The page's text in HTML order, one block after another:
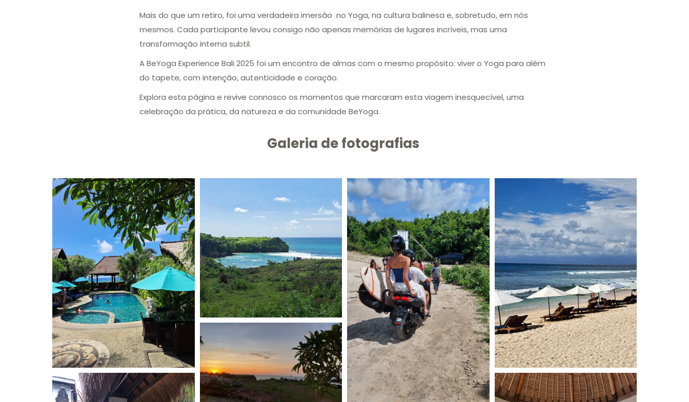
Mais do que um retiro, foi uma verdadeira imersão no Yoga, na cultura balinesa e, sobretudo, em nós
mesmos. Cada participante levou consigo não apenas memórias de lugares incríveis, mas uma
transformação interna subtil.
A BeYoga Experience Bali 2025 foi um encontro de almas com o mesmo propósito: viver o Yoga para além
do tapete, com intenção, autenticidade e coração.
Explora esta página e revive connosco os momentos que marcaram esta viagem inesquecível, uma
celebração da prática, da natureza e da comunidade BeYoga.
Galeria de fotografias